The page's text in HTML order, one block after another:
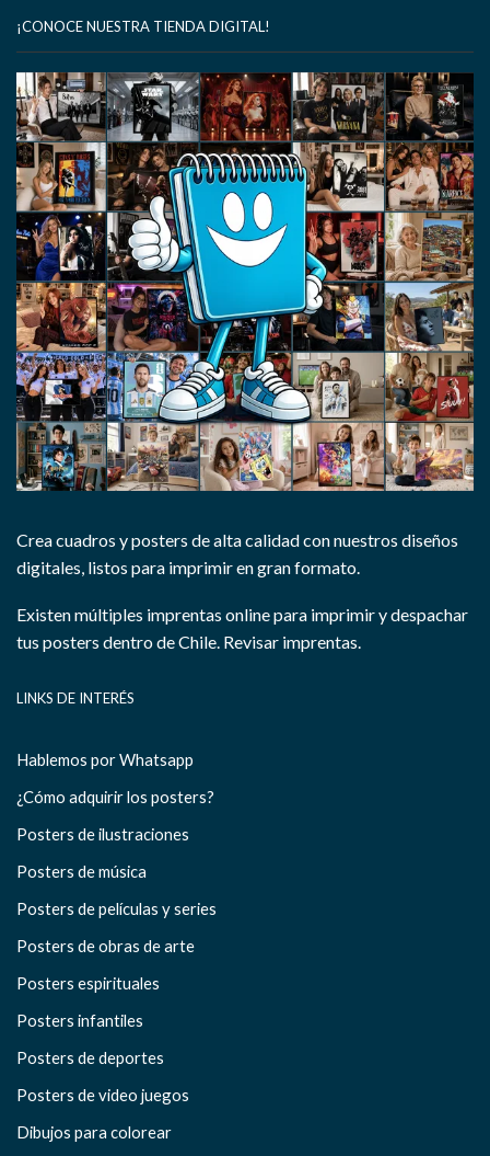
¡CONOCE NUESTRA TIENDA DIGITAL!
Crea cuadros y posters de alta calidad con nuestros diseños
digitales, listos para imprimir en gran formato.
Existen múltiples imprentas online para imprimir y despachar
tus posters dentro de Chile. Revisar imprentas.
LINKS DE INTERÉS
Hablemos por Whatsapp
¿Cómo adquirir los posters?
Posters de ilustraciones
Posters de música
Posters de películas y series
Posters de obras de arte
Posters espirituales
Posters infantiles
Posters de deportes
Posters de video juegos
Dibujos para colorear